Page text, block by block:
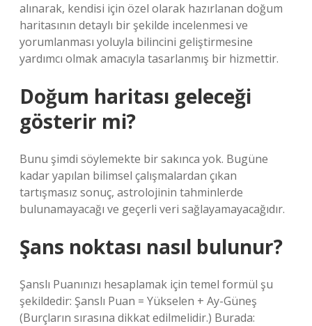
alınarak, kendisi için özel olarak hazırlanan doğum
haritasının detaylı bir şekilde incelenmesi ve
yorumlanması yoluyla bilincini geliştirmesine
yardımcı olmak amacıyla tasarlanmış bir hizmettir.
Doğum haritası geleceği
gösterir mi?
Bunu şimdi söylemekte bir sakınca yok. Bugüne
kadar yapılan bilimsel çalışmalardan çıkan
tartışmasız sonuç, astrolojinin tahminlerde
bulunamayacağı ve geçerli veri sağlayamayacağıdır.
Şans noktası nasıl bulunur?
Şanslı Puanınızı hesaplamak için temel formül şu
şekildedir: Şanslı Puan = Yükselen + Ay-Güneş
(Burçların sırasına dikkat edilmelidir.) Burada: